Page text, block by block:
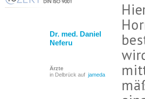
Dr. med. Daniel
Neferu
Ärzte
in Delbrück auf jameda